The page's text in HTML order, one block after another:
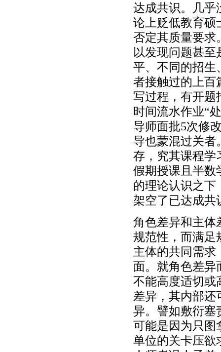
达成共识。几乎
论上贬低教育硕
否定其质量要求
以发现问题甚
平、不同的招生
者接触过的上百
写过程，有开题
时间流水作业“
导师面批5次修
导也蒙混过关者
存，究其课程学
假期授课且半数
的理论认识之下
架空了已达成共
角色差异和主体
规范性，而满足
主体的共同需求
面。就角色差异
不能高度适切或
差异，其内部还
异。譬如敷衍塞
可能是因为只图
单位的关卡压欲